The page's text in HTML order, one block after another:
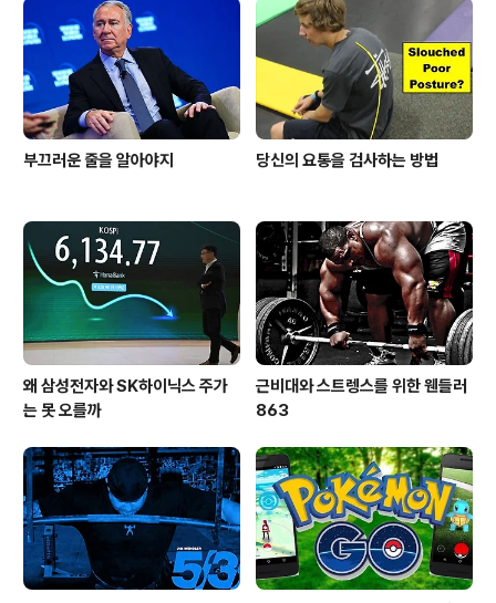
부끄러운 줄을 알아야지 당신의 요통을 검사하는 방법
왜 삼성전자와 SK하이닉스 주가
는 못 오를까
근비대와 스트렝스를 위한 웬들러
863